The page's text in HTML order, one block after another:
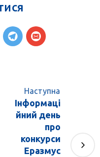
Наступна
Інформаці
йний день
про
конкурси
Еразмус